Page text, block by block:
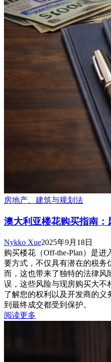
房地产、建筑与规划法
澳大利亚楼花购买指南
Nykko Xue2025年9月18日
购买楼花（Off-the-Plan）是
要方式，不仅具有潜在的税务
而，这也带来了独特的法律风
误，这些风险与现房购买大不
了解您的权利以及开发商的义
到最终成交都受到保护。
阅读更多